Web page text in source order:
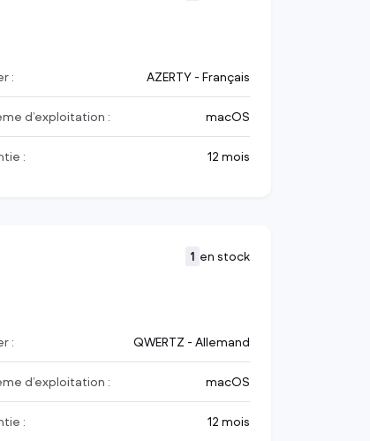
: AZERTY - Français
d’exploitation : macOS
: 12 mois
1 en stock
: QWERTZ - Allemand
d’exploitation : macOS
: 12 mois